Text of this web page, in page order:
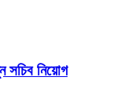
সচিব নিয়োগ